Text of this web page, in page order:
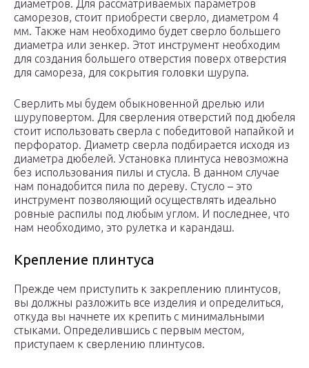
диаметров. Для рассматриваемых параметров
саморезов, стоит приобрести сверло, диаметром 4
мм. Также нам необходимо будет сверло большего
диаметра или зенкер. Этот инструмент необходим
для создания большего отверстия поверх отверстия
для самореза, для сокрытия головки шурупа.
Сверлить мы будем обыкновенной дрелью или
шуруповертом. Для сверления отверстий под дюбеля
стоит использовать сверла с победитовой напайкой и
перфоратор. Диаметр сверла подбирается исходя из
диаметра дюбелей. Установка плинтуса невозможна
без использования пилы и стусла. В данном случае
нам понадобится пила по дереву. Стусло – это
инструмент позволяющий осуществлять идеально
ровные распилы под любым углом. И последнее, что
нам необходимо, это рулетка и карандаш.
Крепление плинтуса
Прежде чем приступить к закреплению плинтусов,
вы должны разложить все изделия и определиться,
откуда вы начнете их крепить с минимальными
стыками. Определившись с первым местом,
приступаем к сверлению плинтусов.